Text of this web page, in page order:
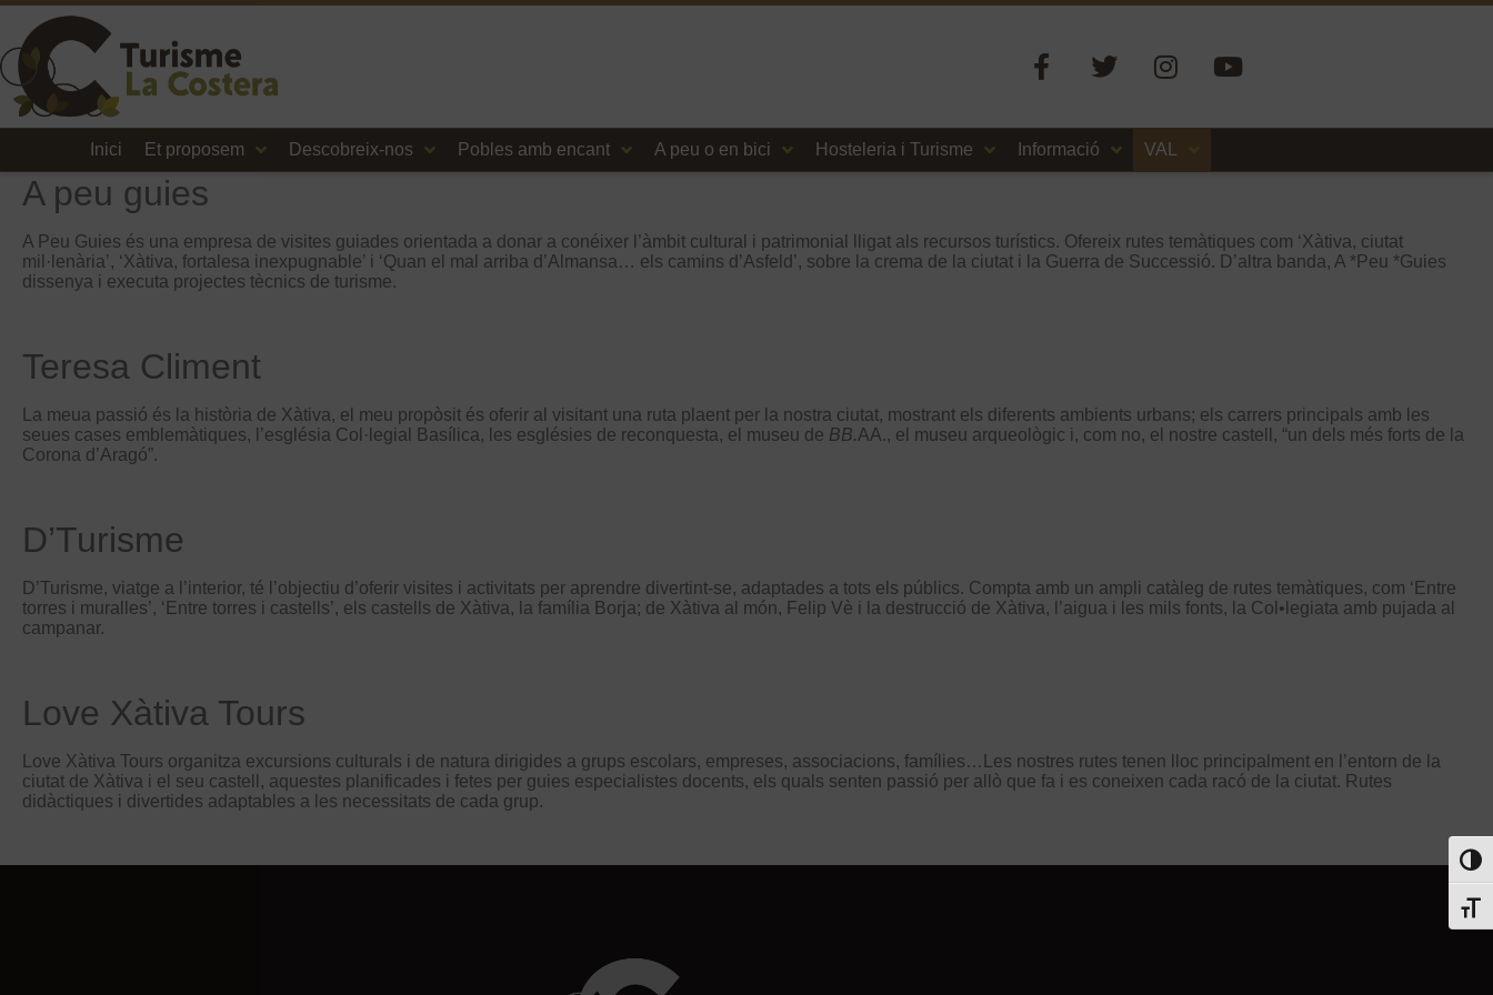
Inici Et proposem Descobreix-nos Pobles amb encant A peu o en bici Hosteleria i Turisme Informació VAL
A peu guies
A Peu Guies és una empresa de visites guiades orientada a donar a conéixer l’àmbit cultural i patrimonial lligat als recursos turístics. Ofereix rutes temàtiques com ‘Xàtiva, ciutat
mil·lenària’, ‘Xàtiva, fortalesa inexpugnable’ i ‘Quan el mal arriba d’Almansa… els camins d’Asfeld’, sobre la crema de la ciutat i la Guerra de Successió. D’altra banda, A *Peu *Guies
dissenya i executa projectes tècnics de turisme.
Teresa Climent
La meua passió és la història de Xàtiva, el meu propòsit és oferir al visitant una ruta plaent per la nostra ciutat, mostrant els diferents ambients urbans; els carrers principals amb les
seues cases emblemàtiques, l’església Col·legial Basílica, les esglésies de reconquesta, el museu de BB.AA., el museu arqueològic i, com no, el nostre castell, “un dels més forts de la
Corona d’Aragó”.
D’Turisme
D’Turisme, viatge a l’interior, té l’objectiu d’oferir visites i activitats per aprendre divertint-se, adaptades a tots els públics. Compta amb un ampli catàleg de rutes temàtiques, com ‘Entre
torres i muralles’, ‘Entre torres i castells’, els castells de Xàtiva, la família Borja; de Xàtiva al món, Felip Vè i la destrucció de Xàtiva, l’aigua i les mils fonts, la Col•legiata amb pujada al
campanar.
Love Xàtiva Tours
Love Xàtiva Tours organitza excursions culturals i de natura dirigides a grups escolars, empreses, associacions, famílies…Les nostres rutes tenen lloc principalment en l’entorn de la
ciutat de Xàtiva i el seu castell, aquestes planificades i fetes per guies especialistes docents, els quals senten passió per allò que fa i es coneixen cada racó de la ciutat. Rutes
didàctiques i divertides adaptables a les necessitats de cada grup.